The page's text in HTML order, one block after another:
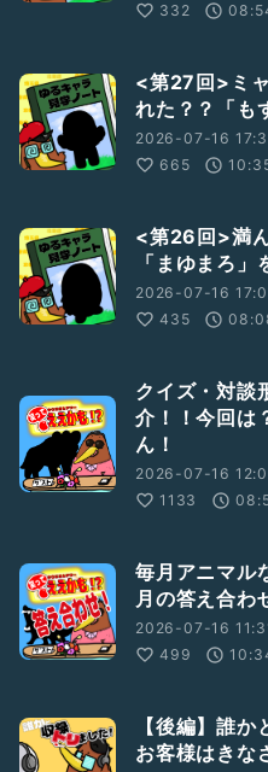
332
<第27回>ミ
れた？？「も
2026-07-16
665
<第26回>満
「まゆまろ」
2026-07-16
435
クイズ・対談
介！！今回は
ん！
2026-07-16
1133
毎月アニマル
月の答え合わ
2026-07-16
499
【後編】誰か
お客様はきな